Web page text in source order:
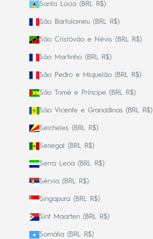
Santa Lúcia (BRL R$)
São Bartolomeu (BRL R$)
São Cristóvão e Névis (BRL R$)
São Martinho (BRL R$)
São Pedro e Miquelão (BRL R$)
São Tomé e Príncipe (BRL R$)
São Vicente e Granadinas (BRL R$)
Seicheles (BRL R$)
Senegal (BRL R$)
Serra Leoa (BRL R$)
Sérvia (BRL R$)
Singapura (BRL R$)
Sint Maarten (BRL R$)
Somália (BRL R$)